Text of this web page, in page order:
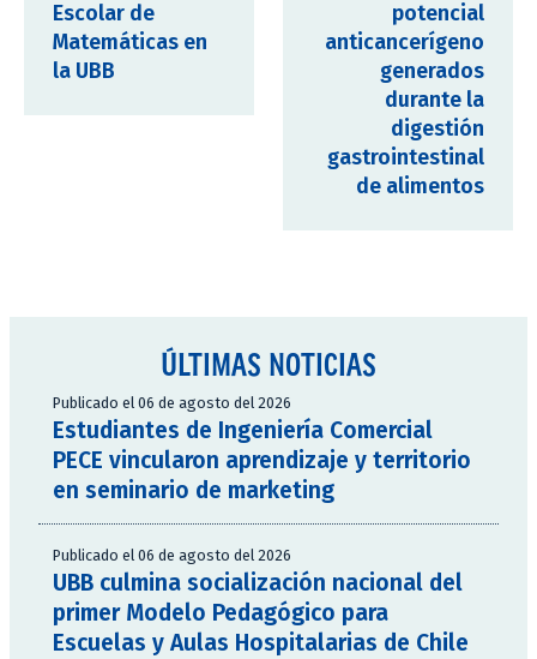
Escolar de
Matemáticas en
la UBB
potencial
anticancerígeno
generados
durante la
digestión
gastrointestinal
de alimentos
ÚLTIMAS NOTICIAS
Publicado el 06 de agosto del 2026
Estudiantes de Ingeniería Comercial
PECE vincularon aprendizaje y territorio
en seminario de marketing
Publicado el 06 de agosto del 2026
UBB culmina socialización nacional del
primer Modelo Pedagógico para
Escuelas y Aulas Hospitalarias de Chile